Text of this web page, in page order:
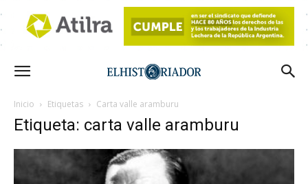
Inicio Etiquetas Carta valle aramburu
Etiqueta: carta valle aramburu